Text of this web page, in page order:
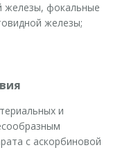
фокальные
железы;
и
с аскорбиновой